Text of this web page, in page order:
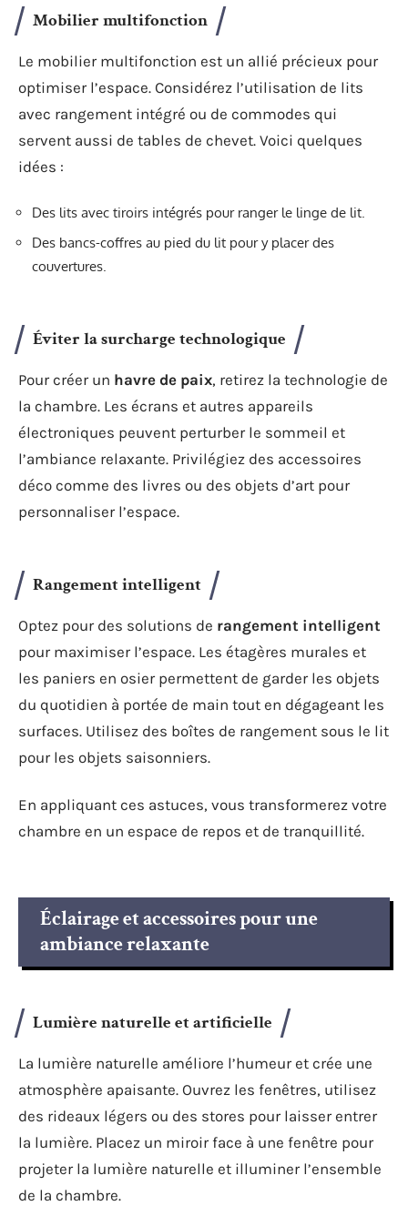
Mobilier multifonction
Le mobilier multifonction est un allié précieux pour
optimiser l’espace. Considérez l’utilisation de lits
avec rangement intégré ou de commodes qui
servent aussi de tables de chevet. Voici quelques
idées :
Des lits avec tiroirs intégrés pour ranger le linge de lit.
Des bancs-coffres au pied du lit pour y placer des
couvertures.
Éviter la surcharge technologique
Pour créer un havre de paix, retirez la technologie de
la chambre. Les écrans et autres appareils
électroniques peuvent perturber le sommeil et
l’ambiance relaxante. Privilégiez des accessoires
déco comme des livres ou des objets d’art pour
personnaliser l’espace.
Rangement intelligent
Optez pour des solutions de rangement intelligent
pour maximiser l’espace. Les étagères murales et
les paniers en osier permettent de garder les objets
du quotidien à portée de main tout en dégageant les
surfaces. Utilisez des boîtes de rangement sous le lit
pour les objets saisonniers.
En appliquant ces astuces, vous transformerez votre
chambre en un espace de repos et de tranquillité.
Éclairage et accessoires pour une
ambiance relaxante
Lumière naturelle et artificielle
La lumière naturelle améliore l’humeur et crée une
atmosphère apaisante. Ouvrez les fenêtres, utilisez
des rideaux légers ou des stores pour laisser entrer
la lumière. Placez un miroir face à une fenêtre pour
projeter la lumière naturelle et illuminer l’ensemble
de la chambre.